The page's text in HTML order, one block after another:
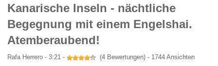
Kanarische Inseln - nächtliche
Begegnung mit einem Engelshai.
Atemberaubend!
Rafa Herrero - 3:21 - (4 Bewertungen) - 1744 Ansichten